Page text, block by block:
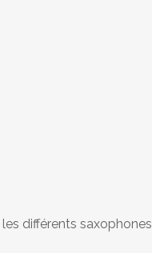
différents saxophones